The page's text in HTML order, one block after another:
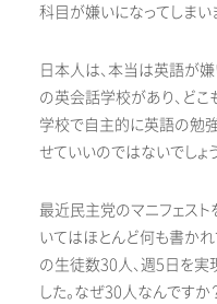
科目が嫌いになってしまい
日本人は、本当は英語が
の英会話学校があり、どこ
学校で自主的に英語の勉
せていいのではないでしょ
最近民主党のマニフェスト
いてはほとんど何も書かれ
の生徒数30人、週5日を実
した。なぜ30人なんですか